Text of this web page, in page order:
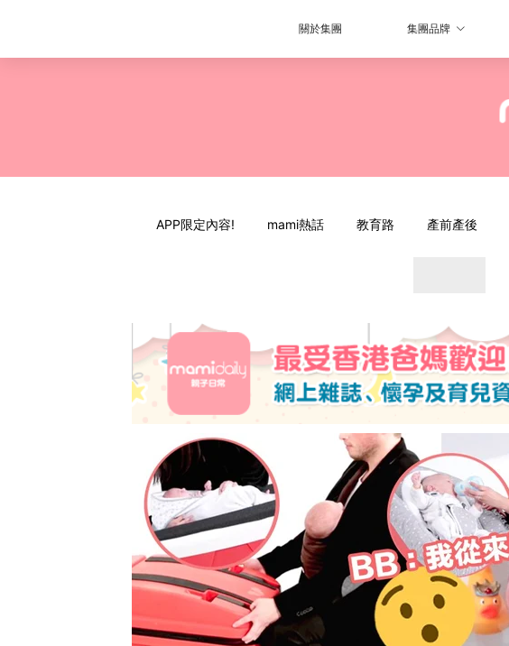
關於集團 集團品牌
APP限定內容! mami熱話 教育路 產前產後